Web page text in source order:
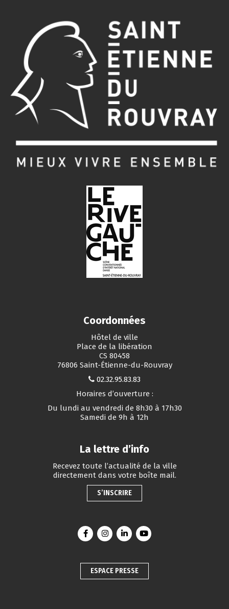
Coordonnées
Hôtel de ville
Place de la libération
CS 80458
76806 Saint-Étienne-du-Rouvray
02.32.95.83.83
Horaires d’ouverture :
Du lundi au vendredi de 8h30 à 17h30
Samedi de 9h à 12h
La lettre d’info
Recevez toute l’actualité de la ville
directement dans votre boîte mail.
S’INSCRIRE
Lien vers le compte Facebook
Lien vers le compte Instagram
Lien vers le compte Linkedin
Lien vers la chaîne
ESPACE PRESSE